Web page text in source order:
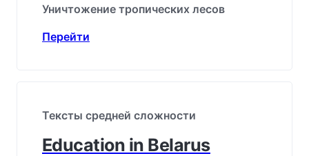
Уничтожение тропических лесов
Перейти
Тексты средней сложности
Education in Belarus